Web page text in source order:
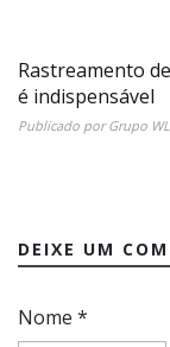
Rastreamento
é indispensável
Publicado porGrupo
DEIXE UM
Nome *